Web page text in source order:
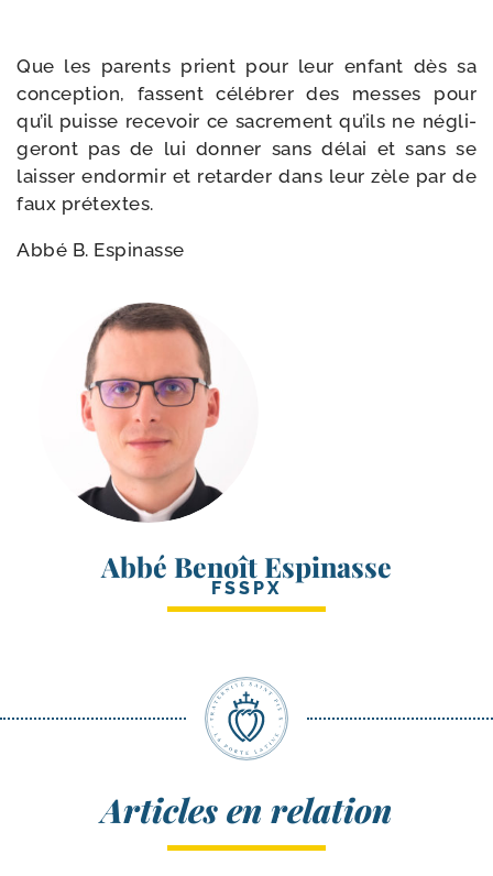
Que les parents prient pour leur enfant dès sa
concep­tion, fassent célé­brer des messes pour
qu’il puisse rece­voir ce sacre­ment qu’ils ne négli­
ge­ront pas de lui don­ner sans délai et sans se
lais­ser endor­mir et retar­der dans leur zèle par de
faux prétextes.
Abbé B. Espinasse
Abbé Benoît Espinasse
FSSPX
Articles en relation